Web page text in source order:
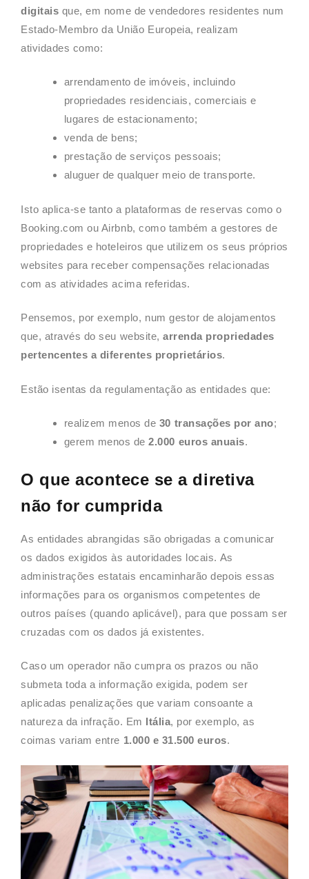
digitais que, em nome de vendedores residentes num
Estado-Membro da União Europeia, realizam
atividades como:
arrendamento de imóveis, incluindo
propriedades residenciais, comerciais e
lugares de estacionamento;
venda de bens;
prestação de serviços pessoais;
aluguer de qualquer meio de transporte.
Isto aplica-se tanto a plataformas de reservas como o
Booking.com ou Airbnb, como também a gestores de
propriedades e hoteleiros que utilizem os seus próprios
websites para receber compensações relacionadas
com as atividades acima referidas.
Pensemos, por exemplo, num gestor de alojamentos
que, através do seu website,arrenda propriedades
pertencentes a diferentes proprietários.
Estão isentas da regulamentação as entidades que:
realizem menos de 30 transações por ano;
gerem menos de2.000 euros anuais.
O que acontece se a diretiva
não for cumprida
As entidades abrangidas são obrigadas a comunicar
os dados exigidos às autoridades locais. As
administrações estatais encaminharão depois essas
informações para os organismos competentes de
outros países (quando aplicável), para que possam ser
cruzadas com os dados já existentes.
Caso um operador não cumpra os prazos ou não
submeta toda a informação exigida, podem ser
aplicadas penalizações que variam consoante a
natureza da infração. Em Itália, por exemplo, as
coimas variam entre 1.000 e 31.500 euros.